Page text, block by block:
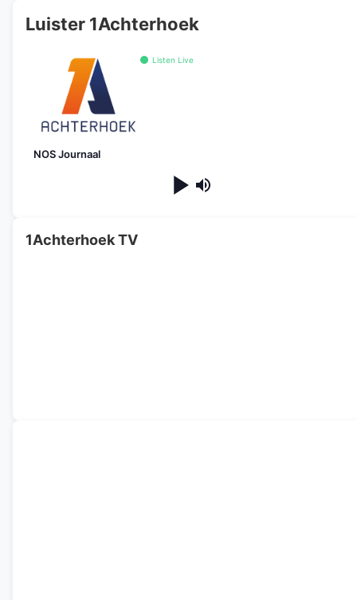
Luister 1Achterhoek
Listen Live
NOS Journaal
1Achterhoek TV